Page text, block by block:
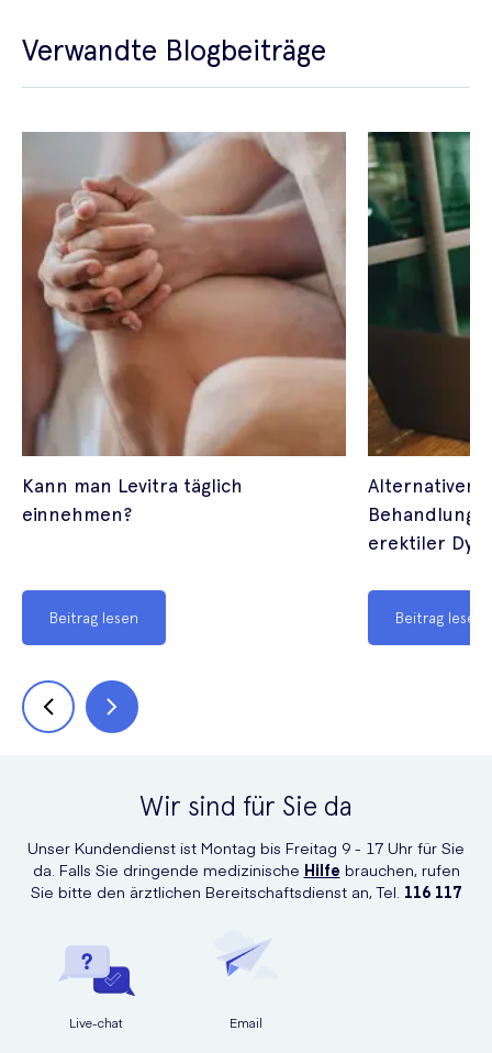
Verwandte Blogbeiträge
Kann man Levitra täglich
einnehmen?
Beitrag lesen
Alternativen
erektiler
Beitrag lesen
Wir sind für Sie da
Unser Kundendienst ist Montag bis Freitag 9 - 17 Uhr für Sie
da. Falls Sie dringende medizinische Hilfe brauchen, rufen
Sie bitte den ärztlichen Bereitschaftsdienst an, Tel. 116 117
Live-chat Email